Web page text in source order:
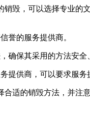
毁，可以选择专业的
誉的服务提供商。
确保其采用的方法安全
提供商，可以要求服
适的销毁方法，并注